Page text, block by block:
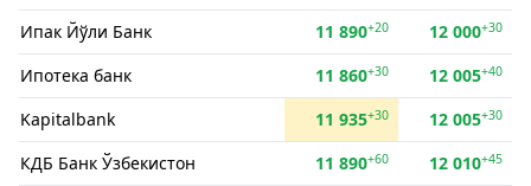
Ипак Йўли Банк 11 890+20 12 000+30
Ипотека банк 11 860+30 12 005+40
Kapitalbank 11 935+30 12 005+30
КДБ Банк Ўзбекистон 11 890+60 12 010+45